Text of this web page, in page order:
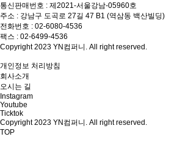
통신판매번호 : 제2021-서울강남-05960호
주소 : 강남구 도곡로 27길 47 B1 (역삼동 백산빌딩)
전화번호 : 02-6080-4536
팩스 : 02-6499-4536
Copyright 2023 YN컴퍼니. All right reserved.
개인정보 처리방침
회사소개
오시는 길
Instagram
Youtube
Ticktok
Copyright 2023 YN컴퍼니. All right reserved.
TOP